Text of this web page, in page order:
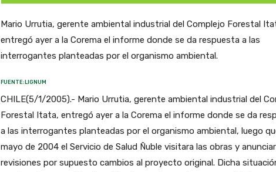
Mario Urrutia, gerente ambiental industrial del Complejo Forestal
entregó ayer a la Corema el informe donde se da respuesta a las
interrogantes planteadas por el organismo ambiental.
FUENTE:LIGNUM
CHILE(5/1/2005).- Mario Urrutia, gerente ambiental industrial del
Forestal Itata, entregó ayer a la Corema el informe donde se da
a las interrogantes planteadas por el organismo ambiental, luego
mayo de 2004 el Servicio de Salud Ñuble visitara las obras y
revisiones por supuesto cambios al proyecto original. Dicha